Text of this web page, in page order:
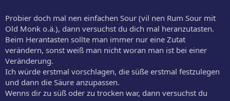
Probier doch mal nen einfachen Sour (vil nen Rum Sour mit
Old Monk o.ä.), dann versuchst du dich mal heranzutasten.
Beim Herantasten sollte man immer nur eine Zutat
verändern, sonst weiß man nicht woran man ist bei einer
Veränderung.
Ich würde erstmal vorschlagen, die süße erstmal festzulegen
und dann die Säure anzupassen.
Wenns dir zu süß oder zu trocken war, dann versuchst du